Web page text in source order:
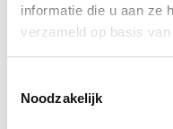
informatie die u aan ze
verzameld op basis
Noodzakelijk
Carambole/libre KNBB